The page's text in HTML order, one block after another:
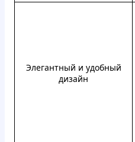
Элегантный и удобный
дизайн